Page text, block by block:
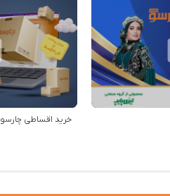
خرید اقساطی چارسو